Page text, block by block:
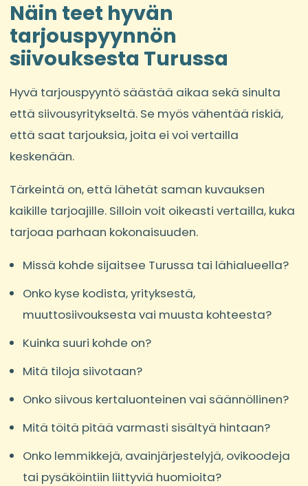
Näin teet hyvän
tarjouspyynnön
siivouksesta Turussa
Hyvä tarjouspyyntö säästää aikaa sekä sinulta
että siivousyritykseltä. Se myös vähentää riskiä,
että saat tarjouksia, joita ei voi vertailla
keskenään.
Tärkeintä on, että lähetät saman kuvauksen
kaikille tarjoajille. Silloin voit oikeasti vertailla, kuka
tarjoaa parhaan kokonaisuuden.
Missä kohde sijaitsee Turussa tai lähialueella?
Onko kyse kodista, yrityksestä,
muuttosiivouksesta vai muusta kohteesta?
Kuinka suuri kohde on?
Mitä tiloja siivotaan?
Onko siivous kertaluonteinen vai säännöllinen?
Mitä töitä pitää varmasti sisältyä hintaan?
Onko lemmikkejä, avainjärjestelyjä, ovikoodeja
tai pysäköintiin liittyviä huomioita?